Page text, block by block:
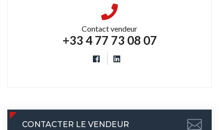
Contact vendeur
+33 4 77 73 08 07
CONTACTER LE VENDEUR